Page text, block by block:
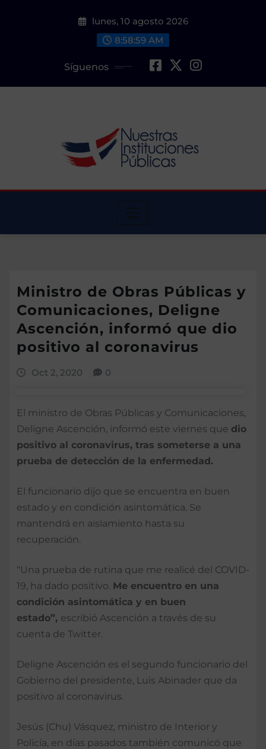
lunes, 10 agosto 2026
8:59:00 AM
Síguenos
Ministro de Obras Públicas y
Comunicaciones, Deligne
Ascención, informó que dio
positivo al coronavirus
Oct 2, 2020 0
El ministro de Obras Públicas y Comunicaciones,
Deligne Ascención, informó este viernes que dio
positivo al coronavirus, tras someterse a una
prueba de detección de la enfermedad.
El funcionario dijo que se encuentra en buen
estado y en condición asintomática. Se
mantendrá en aislamiento hasta su
recuperación.
“Una prueba de rutina que me realicé del COVID-
19, ha dado positivo. Me encuentro en una
condición asintomática y en buen
estado”, escribió Ascención a través de su
cuenta de Twitter.
Deligne Ascención es el segundo funcionario del
Gobierno del presidente, Luis Abinader que da
positivo al coronavirus.
Jesús (Chu) Vásquez, ministro de Interior y
Policía, en días pasados también comunicó que